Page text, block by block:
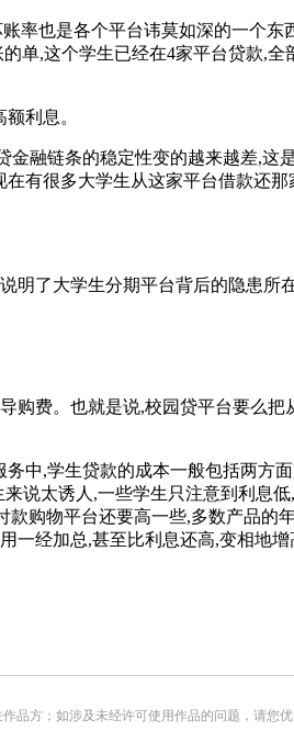
也是各个平台讳莫如深的一个东
单,这个学生已经在4家平台贷款,
利息。
链条的稳定性变的越来越差,这
有很多大学生从这家平台借款还
了大学生分期平台背后的隐患所在
费。也就是说,校园贷平台要么把
,学生贷款的成本一般包括两方
说太诱人,一些学生只注意到利息
购物平台还要高一些,多数产品的
经加总,甚至比利息还高,变相地
方；如涉及未经许可使用作品的问题，请您优